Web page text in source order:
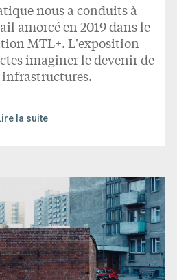
nous a conduits à
amorcé en 2019 dans le
MTL+. L'exposition
imaginer le devenir de
infrastructures.
la suite